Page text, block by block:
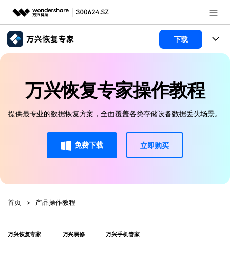
推荐产品
新闻中心
关于万兴
客服热线：
下载
数据恢复
文件修复
使用教程
电脑数据恢复
文章资讯
联系我们
万兴恢复专家操作教程
提供最专业的数据恢复方案，全面覆盖各类存储设备数据丢失场景。
免费下载 立即购买
首页 > 产品操作教程
万兴恢复专家 万兴易修 万兴手机管家